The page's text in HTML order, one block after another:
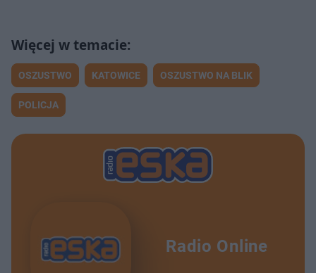
OSZUSTWO KATOWICE OSZUSTWO NA BLIK
POLICJA
Radio Online